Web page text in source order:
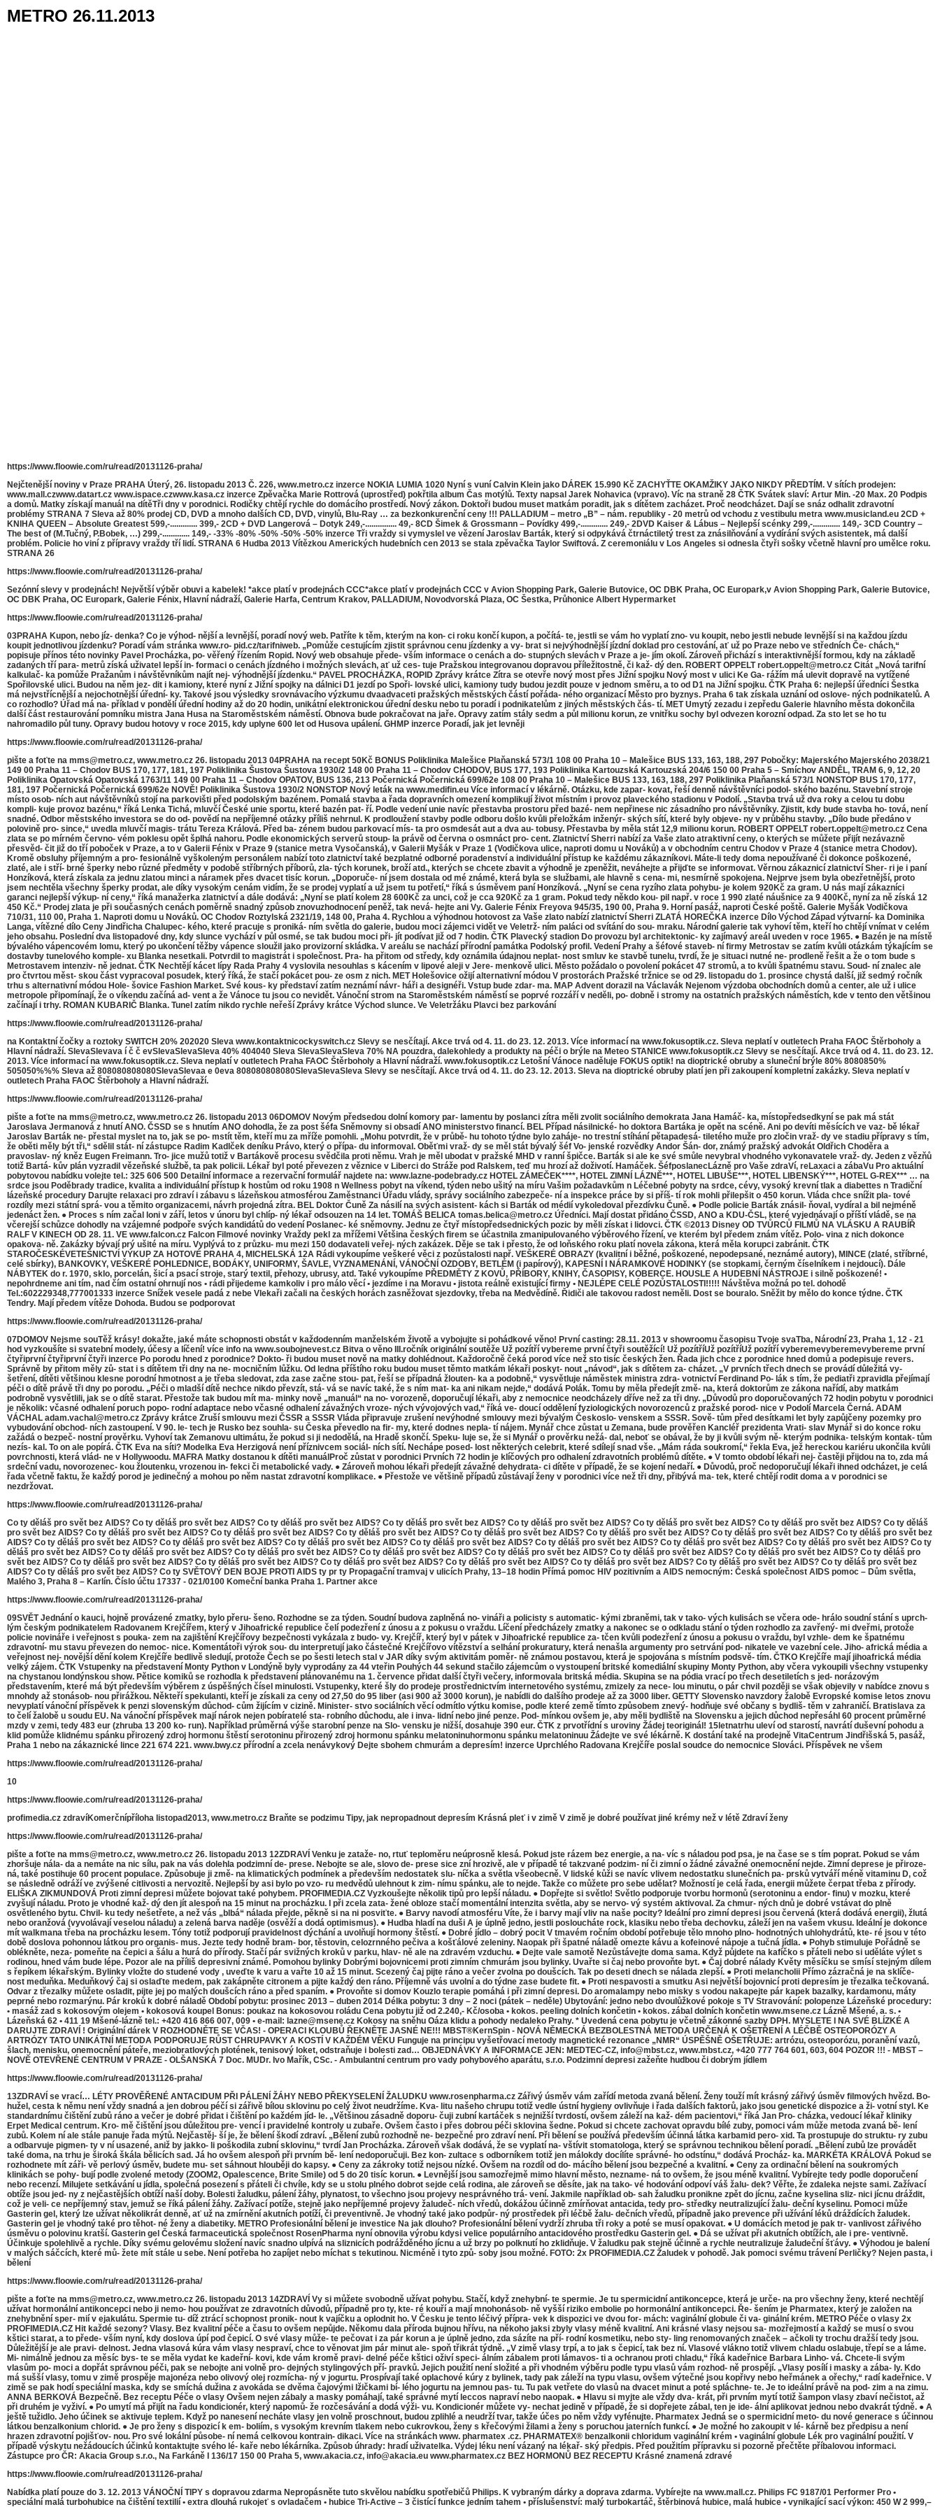
METRO 26.11.2013
https://www.floowie.com/ru/read/20131126-praha/
Nejčtenější noviny v Praze PRAHA Úterý, 26. listopadu 2013 Č. 226, www.metro.cz inzerce NOKIA LUMIA 1020 Nyní s vuní Calvin Klein jako DÁREK 15.990 Kč ZACHYŤTE OKAMŽIKY JAKO NIKDY PŘEDTÍM. V sítích prodejen:
www.mall.czwww.datart.cz www.ispace.czwww.kasa.cz inzerce Zpěvačka Marie Rottrová (uprostřed) pokřtila album Čas motýlů. Texty napsal Jarek Nohavica (vpravo). Víc na straně 28 ČTK Svátek slaví: Artur Min. -20 Max. 20 Podpis
a domů. Matky získají manuál na dítěTři dny v porodnici. Rodičky chtějí rychle do domácího prostředí. Nový zákon. Doktoři budou muset matkám poradit, jak s dítětem zacházet. Proč neodcházet. Dají se snáz odhalit zdravotní
problémy STRANA 7 Sleva až 80% prodej CD, DVD a mnoho dalších CD, DVD, vinylů, Blu-Ray … za bezkonkurenční ceny !!! PALLADIUM – metro „B” – nám. republiky - 20 metrů od vchodu z vestibulu metra www.musicland.eu 2CD +
KNIHA QUEEN – Absolute Greatest 599,-............. 399,- 2CD + DVD Langerová – Dotyk 249,-............... 49,- 8CD Šimek & Grossmann – Povídky 499,-............. 249,- 2DVD Kaiser & Lábus – Nejlepší scénky 299,-............. 149,- 3CD Country –
The best of (M.Tučný, P.Bobek, …) 299,-............. 149,- -33% -80% -50% -50% -50% inzerce Tři vraždy si vymyslel ve vězení Jaroslav Barták, který si odpykává čtrnáctiletý trest za znásilňování a vydírání svých asistentek, má další
problém. Policie ho viní z přípravy vraždy tří lidí. STRANA 6 Hudba 2013 Vítězkou Amerických hudebních cen 2013 se stala zpěvačka Taylor Swiftová. Z ceremoniálu v Los Angeles si odnesla čtyři sošky včetně hlavní pro umělce roku.
STRANA 26
https://www.floowie.com/ru/read/20131126-praha/
Sezónní slevy v prodejnách! Největší výběr obuvi a kabelek! *akce platí v prodejnách CCC*akce platí v prodejnách CCC v Avion Shopping Park, Galerie Butovice, OC DBK Praha, OC Europark,v Avion Shopping Park, Galerie Butovice,
OC DBK Praha, OC Europark, Galerie Fénix, Hlavní nádraží, Galerie Harfa, Centrum Krakov, PALLADIUM, Novodvorská Plaza, OC Šestka, Průhonice Albert Hypermarket
https://www.floowie.com/ru/read/20131126-praha/
03PRAHA Kupon, nebo jíz- denka? Co je výhod- nější a levnější, poradí nový web. Patříte k těm, kterým na kon- ci roku končí kupon, a počítá- te, jestli se vám ho vyplatí zno- vu koupit, nebo jestli nebude levnější si na každou jízdu
koupit jednotlivou jízdenku? Poradí vám stránka www.ro- pid.cz/tarifniweb. „Pomůže cestujícím zjistit správnou cenu jízdenky a vy- brat si nejvýhodnější jízdní doklad pro cestování, ať už po Praze nebo ve středních Če- chách,“
popisuje přínos této novinky Pavel Procházka, po- věřený řízením Ropid. Nový web obsahuje přede- vším informace o cenách a do- stupných slevách v Praze a je- jím okolí. Zároveň přichází s interaktivnější formou, kdy na základě
zadaných tří para- metrů získá uživatel lepší in- formaci o cenách jízdného i možných slevách, ať už ces- tuje Pražskou integrovanou dopravou příležitostně, či kaž- dý den. ROBERT OPPELT robert.oppelt@metro.cz Citát „Nová tarifní
kalkulač- ka pomůže Pražanům i návštěvníkům najít nej- výhodnější jízdenku.“ PAVEL PROCHÁZKA, ROPID Zprávy krátce Zítra se otevře nový most přes Jižní spojku Nový most v ulici Ke Ga- rážím má ulevit dopravě na vytížené
Spořilovské ulici. Budou na něm jez- dit i kamiony, které nyní z Jižní spojky na dálnici D1 jezdí po Spoři- lovské ulici, kamiony tudy budou jezdit pouze v jednom směru, a to od D1 na Jižní spojku. ČTK Praha 6: nejlepší úředníci Šestka
má nejvstřícnější a nejochotnější úřední- ky. Takové jsou výsledky srovnávacího výzkumu dvaadvaceti pražských městských částí pořáda- ného organizací Město pro byznys. Praha 6 tak získala uznání od oslove- ných podnikatelů. A
co rozhodlo? Úřad má na- příklad v pondělí úřední hodiny až do 20 hodin, unikátní elektronickou úřední desku nebo tu poradí i podnikatelům z jiných městských čás- tí. MET Umytý zezadu i zepředu Galerie hlavního města dokončila
další část restaurování pomníku mistra Jana Husa na Staroměstském náměstí. Obnova bude pokračovat na jaře. Opravy zatím stály sedm a půl milionu korun, ze vnitřku sochy byl odvezen korozní odpad. Za sto let se ho tu
nahromadilo půl tuny. Opravy budou hotovy v roce 2015, kdy uplyne 600 let od Husova upálení. GHMP inzerce Poradí, jak jet levněji
https://www.floowie.com/ru/read/20131126-praha/
pište a foťte na mms@metro.cz, www.metro.cz 26. listopadu 2013 04PRAHA na recept 50Kč BONUS Poliklinika Malešice Plaňanská 573/1 108 00 Praha 10 – Malešice BUS 133, 163, 188, 297 Pobočky: Majerského Majerského 2038/21
149 00 Praha 11 – Chodov BUS 170, 177, 181, 197 Poliklinika Šustova Šustova 1930/2 148 00 Praha 11 – Chodov CHODOV, BUS 177, 193 Poliklinika Kartouzská Kartouzská 204/6 150 00 Praha 5 – Smíchov ANDĚL, TRAM 6, 9, 12, 20
Poliklinika Opatovská Opatovská 1763/11 149 00 Praha 11 – Chodov OPATOV, BUS 136, 213 Počernická Počernická 699/62e 108 00 Praha 10 – Malešice BUS 133, 163, 188, 297 Poliklinika Plaňanská 573/1 NONSTOP BUS 170, 177,
181, 197 Počernická Počernická 699/62e NOVĚ! Poliklinika Šustova 1930/2 NONSTOP Nový leták na www.medifin.eu Více informací v lékárně. Otázku, kde zapar- kovat, řeší denně návštěvníci podol- ského bazénu. Stavební stroje
místo osob- ních aut návštěvníků stojí na parkovišti před podolským bazénem. Pomalá stavba a řada dopravních omezení komplikují život místním i provoz plaveckého stadionu v Podolí. „Stavba trvá už dva roky a celou tu dobu
kompli- kuje provoz bazénu,“ říká Lenka Tichá, mluvčí České unie sportu, které bazén pat- ří. Podle vedení unie navíc přestavba prostoru před bazé- nem nepřinese nic zásadního pro návštěvníky. Zjistit, kdy bude stavba ho- tová, není
snadné. Odbor městského investora se do od- povědí na nepříjemné otázky příliš nehrnul. K prodloužení stavby podle odboru došlo kvůli přeložkám inženýr- ských sítí, které byly objeve- ny v průběhu stavby. „Dílo bude předáno v
polovině pro- since,“ uvedla mluvčí magis- trátu Tereza Králová. Před ba- zénem budou parkovací mís- ta pro osmdesát aut a dva au- tobusy. Přestavba by měla stát 12,9 milionu korun. ROBERT OPPELT robert.oppelt@metro.cz Cena
zlata se po mírném červno- vém poklesu opět šplhá nahoru. Podle ekonomických serverů stoup- la právě od června o osmnáct pro- cent. Zlatnictví Sherri nabízí za Vaše zlato atraktivní ceny, o kterých se můžete přijít nezávazně
přesvěd- čit již do tří poboček v Praze, a to v Galerii Fénix v Praze 9 (stanice metra Vysočanská), v Galerii Myšák v Praze 1 (Vodičkova ulice, naproti domu u Nováků) a v obchodním centru Chodov v Praze 4 (stanice metra Chodov).
Kromě obsluhy příjemným a pro- fesionálně vyškoleným personálem nabízí toto zlatnictví také bezplatné odborné poradenství a individuální přístup ke každému zákazníkovi. Máte-li tedy doma nepoužívané či dokonce poškozené,
zlaté, ale i stří- brné šperky nebo různé předměty v podobě stříbrných příborů, zla- tých korunek, broží atd., kterých se chcete zbavit a výhodně je zpeněžit, neváhejte a přijďte se informovat. Věrnou zákaznicí zlatnictví Sher- ri je i paní
Honzíková, která získala za jednu zlatou minci a náramek přes dvacet tisíc korun. „Doporuče- ní jsem dostala od mé známé, která byla se službami, ale hlavně s cena- mi, nesmírně spokojena. Nejprve jsem byla obezřetnější, proto
jsem nechtěla všechny šperky prodat, ale díky vysokým cenám vidím, že se prodej vyplatí a už jsem tu potřetí,“ říká s úsměvem paní Honzíková. „Nyní se cena ryzího zlata pohybu- je kolem 920Kč za gram. U nás mají zákazníci
garanci nejlepší výkup- ní ceny,“ říká manažerka zlatnictví a dále dodává: „Nyní se platí kolem 28 600Kč za unci, což je cca 920Kč za 1 gram. Pokud tedy někdo kou- pil např. v roce 1 990 zlaté náušnice za 9 400Kč, nyní za ně získá 12
450 Kč.“ Prodej zlata je při současných cenách poměrně snadný způsob znovuzhodnocení peněž, tak nevá- hejte ani Vy. Galerie Fénix Freyova 945/35, 190 00, Praha 9. Horní pasáž, naproti České poště. Galerie Myšák Vodičkova
710/31, 110 00, Praha 1. Naproti domu u Nováků. OC Chodov Roztylská 2321/19, 148 00, Praha 4. Rychlou a výhodnou hotovost za Vaše zlato nabízí zlatnictví Sherri ZLATÁ HOREČKA inzerce Dílo Východ Západ výtvarní- ka Dominika
Langa, vítězné dílo Ceny Jindřicha Chalupec- kého, které pracuje s proniká- ním světla do galerie, budou moci zájemci vidět ve Veletrž- ním paláci od svítání do sou- mraku. Národní galerie tak vyhoví těm, kteří ho chtějí vnímat v celém
jeho obsahu. Poslední dva listopadové dny, kdy slunce vychází v půl osmé, se tak budou moci při- jít podívat již od 7 hodin. ČTK Plavecký stadion Do provozu byl architektonic- ky zajímavý areál uveden v roce 1965. ● Bazén je na místě
bývalého vápencovém lomu, který po ukončení těžby vápence sloužil jako provizorní skládka. V areálu se nachází přírodní památka Podolský profil. Vedení Prahy a šéfové staveb- ní firmy Metrostav se zatím kvůli otázkám týkajícím se
dostavby tunelového komple- xu Blanka nesetkali. Potvrdil to magistrát i společnost. Pra- ha přitom od středy, kdy oznámila údajnou neplat- nost smluv ke stavbě tunelu, tvrdí, že je situaci nutné ne- prodleně řešit a že o tom bude s
Metrostavem intenziv- ně jednat. ČTK Nechtějí kácet lípy Rada Prahy 4 vyslovila nesouhlas s kácením v lipové aleji v Jere- menkově ulici. Město požádalo o povolení pokácet 47 stromů, a to kvůli špatnému stavu. Soud- ní znalec ale
pro čtvrtou měst- skou část vypracoval posudek, který říká, že stačí pokácet pou- ze osm z nich. MET Holešovice ožijí alternativní módou V prostorách Pražské tržnice se od 29. listopadu do 1. prosince chystá další, již sedmý ročník
trhu s alternativní módou Hole- šovice Fashion Market. Své kous- ky představí zatím neznámí návr- háři a designéři. Vstup bude zdar- ma. MAP Advent dorazil na Václavák Nejenom výzdoba obchodních domů a center, ale už i ulice
metropole připomínají, že o víkendu začíná ad- vent a že Vánoce tu jsou co nevidět. Vánoční strom na Staroměstském náměstí se poprvé rozzáří v neděli, po- dobně i stromy na ostatních pražských náměstích, kde v tento den většinou
začínají i trhy. ROMAN KUBARIČ Blanka. Tunel zatím nikdo rychle neřeší Zprávy krátce Východ slunce. Ve Veletržáku Plavci bez parkování
https://www.floowie.com/ru/read/20131126-praha/
na Kontaktní čočky a roztoky SWITCH 20% 202020 Sleva www.kontaktnicockyswitch.cz Slevy se nesčítají. Akce trvá od 4. 11. do 23. 12. 2013. Více informací na www.fokusoptik.cz. Sleva neplatí v outletech Praha FAOC Štěrboholy a
Hlavní nádraží. SlevaSlevava í č č evSlevaSlevaSleva 40% 404040 Sleva SlevaSlevaSleva 70% NA pouzdra, dalekohledy a produkty na péči o brýle na Meteo STANICE www.fokusoptik.cz Slevy se nesčítají. Akce trvá od 4. 11. do 23. 12.
2013. Více informací na www.fokusoptik.cz. Sleva neplatí v outletech Praha FAOC Štěrboholy a Hlavní nádraží. www.fokusoptik.cz Letošní Vánoce naděluje FOKUS optik! na dioptrické obruby a sluneční brýle 80% 8080850%
505050%%% Sleva až 808080808080SlevaSlevaa e 0eva 808080808080SlevaSlevaSleva Slevy se nesčítají. Akce trvá od 4. 11. do 23. 12. 2013. Sleva na dioptrické obruby platí jen při zakoupení kompletní zakázky. Sleva neplatí v
outletech Praha FAOC Štěrboholy a Hlavní nádraží.
https://www.floowie.com/ru/read/20131126-praha/
pište a foťte na mms@metro.cz, www.metro.cz 26. listopadu 2013 06DOMOV Novým předsedou dolní komory par- lamentu by poslanci zítra měli zvolit sociálního demokrata Jana Hamáč- ka, místopředsedkyní se pak má stát
Jaroslava Jermanová z hnutí ANO. ČSSD se s hnutím ANO dohodla, že za post šéfa Sněmovny si obsadí ANO ministerstvo financí. BEL Případ násilnické- ho doktora Bartáka je opět na scéně. Ani po devíti měsících ve vaz- bě lékař
Jaroslav Barták ne- přestal myslet na to, jak se po- mstít těm, kteří mu za mříže pomohli. „Mohu potvrdit, že v průbě- hu tohoto týdne bylo zaháje- no trestní stíhání pětapadesá- tiletého muže pro zločin vraž- dy ve stadiu přípravy s tím,
že oběti měly být tři,“ sdělil stát- ní zástupce Radim Kadlček deníku Právo, který o přípa- du informoval. Oběťmi vraž- dy se měl stát bývalý šéf Vo- jenské rozvědky Andor Šán- dor, známý pražský advokát Oldřich Choděra a
pravoslav- ný kněz Eugen Freimann. Tro- jice mužů totiž v Bartákově procesu svědčila proti němu. Vrah je měl ubodat v pražské MHD v ranní špičce. Barták si ale ke své smůle nevybral vhodného vykonavatele vraž- dy. Jeden z vězňů
totiž Bartá- kův plán vyzradil vězeňské službě, ta pak policii. Lékař byl poté převezen z věznice v Liberci do Stráže pod Ralskem, teď mu hrozí až doživotí. Hamáček. ŠéfposlanecLázně pro Vaše zdraVí, reLaxaci a zábaVu Pro aktuální
pobytovou nabídku volejte tel.: 325 606 500 Detailní informace a rezervační formulář najdete na: www.lazne-podebrady.cz HOTEL ZÁMEČEK****, HOTEL ZIMNÍ LÁZNĚ***, HOTEL LIBUŠE***, HOTEL LIBENSKÝ***, HOTEL G-REX*** … na
srdce jsou Poděbrady tradice, kvalita a individuální přístup k hostům od roku 1908 n Wellness pobyt na víkend, týden nebo ušitý na míru Vašim požadavkům n Léčebné pobyty na srdce, cévy, vysoký krevní tlak a diabettes n Tradiční
lázeňské procedury Darujte relaxaci pro zdraví i zábavu s lázeňskou atmosférou Zaměstnanci Úřadu vlády, správy sociálního zabezpeče- ní a inspekce práce by si příš- tí rok mohli přilepšit o 450 korun. Vláda chce snížit pla- tové
rozdíly mezi státní sprá- vou a těmito organizacemi, návrh projedná zítra. BEL Doktor Čuně Za násilí na svých asistent- kách si Barták od médií vykoledoval přezdívku Čuně. ● Podle policie Barták znásil- ňoval, vydíral a bil nejméně
jedenáct žen. ● Proces s ním začal loni v září, letos v únoru byl chlíp- ný lékař odsouzen na 14 let. TOMÁŠ BELICA tomas.belica@metro.cz Úředníci. Mají dostat přidáno ČSSD, ANO a KDU-ČSL, které vyjednávají o příští vládě, se na
včerejší schůzce dohodly na vzájemné podpoře svých kandidátů do vedení Poslanec- ké sněmovny. Jednu ze čtyř místopředsednických pozic by měli získat i lidovci. ČTK ©2013 Disney OD TVŮRCŮ FILMŮ NA VLÁSKU A RAUBÍŘ
RALF V KINECH OD 28. 11. VE www.falcon.cz Falcon Filmové novinky Vraždy pekl za mřížemi Většina českých firem se účastnila zmanipulovaného výběrového řízení, ve kterém byl předem znám vítěz. Polo- vina z nich dokonce
opakova- ně. Zakázky bývají prý ušité na míru. Vyplývá to z průzku- mu mezi 150 dodavateli veřej- ných zakázek. Děje se tak i přesto, že od loňského roku platí novela zákona, která měla korupci zabránit. ČTK
STAROČESKÉVETEŠNICTVÍ VÝKUP ZA HOTOVÉ PRAHA 4, MICHELSKÁ 12A Rádi vykoupíme veškeré věci z pozůstalosti např. VEŠKERÉ OBRAZY (kvalitní i běžné, poškozené, nepodepsané, neznámé autory), MINCE (zlaté, stříbrné,
celé sbírky), BANKOVKY, VEŠKERÉ POHLEDNICE, BODÁKY, UNIFORMY, ŠAVLE, VYZNAMENÁNÍ, VÁNOČNÍ OZDOBY, BETLÉM (i papírový), KAPESNÍ I NÁRAMKOVÉ HODINKY (se stopkami, černým číselníkem i nejdoucí). Dále
NÁBYTEK do r. 1970, sklo, porcelán, šicí a psací stroje, starý textil, přehozy, ubrusy, atd. Také vykoupíme PŘEDMĚTY Z KOVŮ, PŘÍBORY, KNIHY, ČASOPISY, KOBERCE. HOUSLE A HUDEBNÍ NÁSTROJE i silně poškozené! •
nepohrdneme ani tím, nad čím ostatní ohrnují nos • rádi přijedeme kamkoliv i pro málo věcí • jezdíme i na Moravu • jistota reálně existující firmy • NEJLÉPE CELÉ POZŮSTALOSTI!!!!! Návštěva možná po tel. dohodě
Tel.:602229348,777001333 inzerce Snížek vesele padá z nebe Vlekaři začali na českých horách zasněžovat sjezdovky, třeba na Medvědíně. Řidiči ale takovou radost neměli. Dost se bouralo. Sněžit by mělo do konce týdne. ČTK
Tendry. Mají předem vítěze Dohoda. Budou se podporovat
https://www.floowie.com/ru/read/20131126-praha/
07DOMOV Nejsme souTěž krásy! dokažte, jaké máte schopnosti obstát v každodenním manželském životě a vybojujte si pohádkové věno! První casting: 28.11. 2013 v showroomu časopisu Tvoje svaTba, Národní 23, Praha 1, 12 - 21
hod vyzkoušíte si svatební modely, účesy a líčení! více info na www.soubojnevest.cz Bitva o věno III.ročník originální soutěže Už pozítří vybereme první čtyři soutěžící! Už pozítříUž pozítříUž pozítří vyberemevyberemevybereme první
čtyřiprvní čtyřiprvní čtyři inzerce Po porodu hned z porodnice? Dokto- ři budou muset nově na matky dohlédnout. Každoročně čeká porod více než sto tisíc českých žen. Řada jich chce z porodnice hned domů a podepisuje revers.
Správně by přitom měly zů- stat i s dítětem tři dny na ne- mocničním lůžku. Od ledna příštího roku budou muset těmto matkám lékaři poskyt- nout „návod“, jak s dítětem za- cházet. „V prvních třech dnech se provádí důležitá vy-
šetření, dítěti většinou klesne porodní hmotnost a je třeba sledovat, zda zase začne stou- pat, řeší se případná žlouten- ka a podobně,“ vysvětluje náměstek ministra zdra- votnictví Ferdinand Po- lák s tím, že pediatři zpravidla přejímají
péči o dítě právě tři dny po porodu. „Péči o mladší dítě nechce nikdo převzít, stá- vá se navíc také, že s ním mat- ka ani nikam nejde,“ dodává Polák. Tomu by měla předejít změ- na, která doktorům ze zákona nařídí, aby matkám
podrobně vysvětlili, jak se o dítě starat. Přestože tak budou mít ma- minky nově „manuál“ na no- vorozeně, doporučují lékaři, aby z nemocnice neodcházely dříve než za tři dny. „Důvodů pro doporučovaných 72 hodin pobytu v porodnici
je několik: včasné odhalení poruch popo- rodní adaptace nebo včasné odhalení závažných vroze- ných vývojových vad,“ říká ve- doucí oddělení fyziologických novorozenců z pražské porod- nice v Podolí Marcela Černá. ADAM
VÁCHAL adam.vachal@metro.cz Zprávy krátce Zruší smlouvu mezi ČSSR a SSSR Vláda připravuje zrušení nevýhodné smlouvy mezi bývalým Českoslo- venskem a SSSR. Sově- tům před desítkami let byly zapůjčeny pozemky pro
vybudování obchod- ních zastoupení. V 90. le- tech je Rusko bez souhla- su Česka převedlo na fir- my, které dodnes nepla- tí nájem. Mynář chce zůstat u Zemana, bude prověřen Kancléř prezidenta Vrati- slav Mynář si do konce roku
zažádá o bezpeč- nostní prověrku. Vyhoví tak Zemanovu ultimátu, že pokud si ji nedodělá, na Hradě skončí. Speku- luje se, že si Mynář o prověrku nežá- dal, neboť se obával, že by ji kvůli svým ně- kterým podnika- telským kontak- tům
nezís- kal. To on ale popírá. ČTK Eva na síti? Modelka Eva Herzigová není příznivcem sociál- ních sítí. Nechápe posed- lost některých celebrit, které sdílejí snad vše. „Mám ráda soukromí,“ řekla Eva, jež hereckou kariéru ukončila kvůli
povrchnosti, která vlád- ne v Hollywoodu. MAFRA Matky dostanou k dítěti manuálProč zůstat v porodnici Prvních 72 hodin je klíčových pro odhalení zdravotních problémů dítěte. ● V tomto období lékaři nej- častěji přijdou na to, zda má
srdeční vadu, novorozenec- kou žloutenku, vrozenou in- fekci či metabolické vady. ● Zároveň mohou lékaři předejít závažné dehydrata- ci dítěte v případě, že se kojení nedaří. ● Důvodů, proč nedoporučují lékaři ihned odcházet, je celá
řada včetně faktu, že každý porod je jedinečný a mohou po něm nastat zdravotní komplikace. ● Přestože ve většině případů zůstávají ženy v porodnici více než tři dny, přibývá ma- tek, které chtějí rodit doma a v porodnici se
nezdržovat.
https://www.floowie.com/ru/read/20131126-praha/
Co ty děláš pro svět bez AIDS? Co ty děláš pro svět bez AIDS? Co ty děláš pro svět bez AIDS? Co ty děláš pro svět bez AIDS? Co ty děláš pro svět bez AIDS? Co ty děláš pro svět bez AIDS? Co ty děláš pro svět bez AIDS? Co ty děláš
pro svět bez AIDS? Co ty děláš pro svět bez AIDS? Co ty děláš pro svět bez AIDS? Co ty děláš pro svět bez AIDS? Co ty děláš pro svět bez AIDS? Co ty děláš pro svět bez AIDS? Co ty děláš pro svět bez AIDS? Co ty děláš pro svět bez
AIDS? Co ty děláš pro svět bez AIDS? Co ty děláš pro svět bez AIDS? Co ty děláš pro svět bez AIDS? Co ty děláš pro svět bez AIDS? Co ty děláš pro svět bez AIDS? Co ty děláš pro svět bez AIDS? Co ty děláš pro svět bez AIDS? Co ty
děláš pro svět bez AIDS? Co ty děláš pro svět bez AIDS? Co ty děláš pro svět bez AIDS? Co ty děláš pro svět bez AIDS? Co ty děláš pro svět bez AIDS? Co ty děláš pro svět bez AIDS? Co ty děláš pro svět bez AIDS? Co ty děláš pro
svět bez AIDS? Co ty děláš pro svět bez AIDS? Co ty děláš pro svět bez AIDS? Co ty děláš pro svět bez AIDS? Co ty děláš pro svět bez AIDS? Co ty děláš pro svět bez AIDS? Co ty děláš pro svět bez AIDS? Co ty děláš pro svět bez
AIDS? Co ty děláš pro svět bez AIDS? Co ty SVĚTOVÝ DEN BOJE PROTI AIDS ty pr ty Propagační tramvaj v ulicích Prahy, 13–18 hodin Přímá pomoc HIV pozitivním a AIDS nemocným: Česká společnost AIDS pomoc – Dům světla,
Malého 3, Praha 8 – Karlín. Číslo účtu 17337 - 021/0100 Komeční banka Praha 1. Partner akce
https://www.floowie.com/ru/read/20131126-praha/
09SVĚT Jednání o kauci, hojně provázené zmatky, bylo přeru- šeno. Rozhodne se za týden. Soudní budova zaplněná no- vináři a policisty s automatic- kými zbraněmi, tak v tako- vých kulisách se včera ode- hrálo soudní stání s uprch-
lým českým podnikatelem Radovanem Krejčířem, který v Jihoafrické republice čelí podezření z únosu a z pokusu o vraždu. Líčení předcházely zmatky a nakonec se o odkladu stání o týden rozhodlo za zavřený- mi dveřmi, protože
policie novináře i veřejnost s pouka- zem na zajištění Krejčířovy bezpečnosti vykázala z budo- vy. Krejčíř, který byl v pátek v Jihoafrické republice za- tčen kvůli podezření z únosu a pokusu o vraždu, byl vzhle- dem ke špatnému
zdravotní- mu stavu převezen do nemoc- nice. Komentátoři výrok sou- du interpretují jako částečné Krejčířovo vítězství a selhání prokuratury, která nenašla argumenty pro setrvání pod- nikatele ve vazební cele. Jiho- africká média a
veřejnost nej- novější dění kolem Krejčíře bedlivě sledují, protože Čech se po šesti letech stal v JAR díky svým aktivitám poměr- ně známou postavou, která je spojována s místním podsvě- tím. ČTKO Krejčíře mají jihoafrická média
velký zájem. ČTK Vstupenky na představení Monty Python v Londýně byly vyprodány za 44 vteřin Pouhých 44 sekund stačilo zájemcům o vystoupení britské komediální skupiny Monty Python, aby včera vykoupili všechny vstupenky
na chystanou londýnskou show. Pětice komiků se rozhodla k představení plánovanému na 1. července přidat další čtyři večery, informovala britská média. Skupina se na pódia vrací po třech desetiletích s jed- norázovým
představením, které má být především výběrem z úspěšných čísel minulosti. Vstupenky, které šly do prodeje prostřednictvím internetového systému, zmizely za nece- lou minutu, o pár chvil později se však objevily v nabídce znovu s
mnohdy až stonásob- nou přirážkou. Někteří spekulanti, kteří je získali za ceny od 27,50 do 95 liber (asi 900 až 3000 korun), je nabídli do dalšího prodeje až za 3000 liber. GETTY Slovensko navzdory žalobě Evropské komise letos znovu
nevyplatí vánoční příspěvek k penzi slovenským důchod- cům žijícím v cizině. Minister- stvo sociálních věcí odmítlo výtku komise, podle které země tímto způsobem znevý- hodňuje své občany s bydliš- těm v zahraničí. Bratislava za
to čelí žalobě u soudu EU. Na vánoční příspěvek mají nárok nejen pobíratelé sta- robního důchodu, ale i inva- lidní nebo jiné penze. Pod- mínkou ovšem je, aby měli bydliště na Slovensku a jejich důchod nepřesáhl 60 procent průměrné
mzdy v zemi, tedy 483 eur (zhruba 13 200 ko- run). Například průměrná výše starobní penze na Slo- vensku je nižší, dosahuje 390 eur. ČTK z prvotřídní s uroviny Žádej teoriginál! 15letnatrhu uleví od starostí, navrátí duševní pohodu a
klid pomůže klidnému spánku přirozený zdroj hormonu štěstí serotoninu přirozený zdroj hormonu spánku melatoninuhormonu spánku melatoninuu Žádejte ve své lékárně. K dostání také na prodejně VitaCentrum Jindřišská 5, pasáž,
Praha 1 nebo na zákaznické lince 221 674 221. www.bwy.cz přírodní a zcela nenávykový Dejte sbohem chmurám a depresím! inzerce Uprchlého Radovana Krejčíře poslal soudce do nemocnice Slováci. Příspěvek ne všem
https://www.floowie.com/ru/read/20131126-praha/
10
https://www.floowie.com/ru/read/20131126-praha/
profimedia.cz zdravíKomerčnípříloha listopad2013, www.metro.cz Braňte se podzimu Tipy, jak nepropadnout depresím Krásná pleť i v zimě V zimě je dobré používat jiné krémy než v létě Zdraví ženy
https://www.floowie.com/ru/read/20131126-praha/
pište a foťte na mms@metro.cz, www.metro.cz 26. listopadu 2013 12ZDRAVÍ Venku je zataže- no, rtuť teploměru neúprosně klesá. Pokud jste rázem bez energie, a na- víc s náladou pod psa, je na čase se s tím poprat. Pokud se vám
zhoršuje nála- da a nemáte na nic sílu, pak na vás dolehla podzimní de- prese. Nebojte se ale, slovo de- prese sice zní hrozivě, ale v případě té takzvané podzim- ní či zimní o žádné závažné onemocnění nejde. Zimní deprese je přiroze-
ná, také postihuje 60 procent populace. Způsobuje ji změ- na klimatických podmínek a především nedostatek slu- níčka a světla všeobecně. V lidské kůži se navíc vlivem nedostatku slunečních pa- prsků vytváří méně vitaminu D, což
se následně odráží ve zvýšené citlivosti a nervozitě. Nejlepší by asi bylo po vzo- ru medvědů ulehnout k zim- nímu spánku, ale to nejde. Takže co můžete pro sebe udělat? Možností je celá řada, energii můžete čerpat třeba z přírody.
ELIŠKA ZIKMUNDOVÁ Proti zimní depresi můžete bojovat také pohybem. PROFIMEDIA.CZ Vyzkoušejte několik tipů pro lepší náladu. ● Dopřejte si světlo! Světlo podporuje tvorbu hormonů (serotoninu a endor- finu) v mozku, které
zvyšují náladu. Proto je vhodné kaž- dý den jít alespoň na 15 minut na procházku. I při zcela zata- žené obloze stačí momentální intenzita světla, aby se nervo- vý systém aktivoval. Za chmur- ných dnů je dobré vstávat do plně
osvětleného bytu. Chvil- ku tedy nešetřete, a než vás „blbá“ nálada přejde, pěkně si na ni posviťte. ● Barvy navodí atmosféru Víte, že i barvy mají vliv na naše pocity? Ideální pro zimní depresi jsou červená (která dodává energii), žlutá
nebo oranžová (vyvolávají veselou náladu) a zelená barva naděje (osvěží a dodá optimismus). ● Hudba hladí na duši A je úplně jedno, jestli posloucháte rock, klasiku nebo třeba dechovku, záleží jen na vašem vkusu. Ideální je dokonce
mít walkmana třeba na procházku lesem. Tóny totiž podporují pravidelnost dýchání a uvolňují hormony štěstí. ● Dobré jídlo – dobrý pocit V tmavém ročním období potřebuje tělo mnoho plno- hodnotných uhlohydrátů, kte- ré jsou v této
době doslova pohonnou látkou pro organis- mus. Jezte tedy hodně bram- bor, těstovin, celozrnného pečiva a košťálové zeleniny. Naopak při špatné náladě omezte kávu a kofeinové nápoje a tučná jídla. ● Pohyb stimuluje Pořádně se
oblékněte, neza- pomeňte na čepici a šálu a hurá do přírody. Stačí pár svižných kroků v parku, hlav- ně ale na zdravém vzduchu. ● Dejte vale samotě Nezůstávejte doma sama. Když půjdete na kafíčko s přáteli nebo si uděláte výlet s
rodinou, hned vám bude lépe. Pozor ale na příliš depresivní známé. Pomohou bylinky Dobrými bojovnicemi proti zimním chmurám jsou bylinky. Uvařte si čaj nebo provoňte byt. ● Čaj dobré nálady Květy měsíčku se smísí stejným dílem
s řepíkem lékařským. Bylinky vložte do studené vody , uveďte k varu a vařte 10 až 15 minut. Scezený čaj pijte ráno a večer zvolna po doušcích. Tak po deseti dnech se nálada zlepší. ● Proti melancholii Přímo zázračná je na sklíče-
nost meduňka. Meduňkový čaj si oslaďte medem, pak zakápněte citronem a pijte každý den ráno. Příjemně vás uvolní a do týdne zase budete fit. ● Proti nespavosti a smutku Asi největší bojovnicí proti depresím je třezalka tečkovaná.
Odvar z třezalky můžete osladit, pijte jej po malých doušcích ráno a před spaním. ● Provoňte si domov Kouzlo terapie pomáhá i při zimní depresi. Do aromalampy nebo misky s vodou nakapejte pár kapek bazalky, kardamonu, máty
peprné nebo rozmarýnu. Pár kroků k dobré náladě Období pobytu: prosinec 2013 – duben 2014 Délka pobytu: 3 dny – 2 noci (pátek – neděle) Ubytování: jedno nebo dvoulůžkové pokoje s TV Stravování: polopenze Lázeňské procedury:
• masáž zad s kokosovým olejem • kokosová koupel Bonus: poukaz na kokosovou roládu Cena pobytu již od 2.240,- Kč/osoba • kokos. peeling dolních končetin • kokos. zábal dolních končetin www.msene.cz Lázně Mšené, a. s. •
Lázeňská 62 • 411 19 Mšené-lázně tel.: +420 416 866 007, 009 • e-mail: lazne@msene.cz Kokosy na sněhu Oáza klidu a pohody nedaleko Prahy. * Uvedená cena pobytu je včetně zákonné sazby DPH. MYSLETE I NA SVÉ BLÍZKÉ A
DARUJTE ZDRAVÍ ! Originální dárek V ROZHODNĚTE SE VČAS! - OPERACI KLOUBŮ ŘEKNĚTE JASNÉ NE!!! MBST®KernSpin - NOVÁ NĚMECKÁ BEZBOLESTNÁ METODA URČENÁ K OŠETŘENÍ A LÉČBĚ OSTEOPORÓZY A
ARTRÓZY TATO UNIKÁTNÍ METODA PODPORUJE RŮST CHRUPAVKY A KOSTÍ V KAŽDÉM VĚKU Funguje na principu vyšetřovací metody magnetické rezonance „NMR“ ÚSPĚŠNĚ OŠETŘUJE: artrózu, osteoporózu, poranění vazů,
šlach, menisku, onemocnění páteře, meziobratlových plotének, tenisový loket, odstraňuje i bolesti zad… OBJEDNÁVKY A INFORMACE JEN: MEDTEC-CZ, info@mbst.cz, www.mbst.cz, +420 777 764 601, 603, 604 POZOR !!! - MBST –
NOVĚ OTEVŘENÉ CENTRUM V PRAZE - OLŠANSKÁ 7 Doc. MUDr. Ivo Mařík, CSc. - Ambulantní centrum pro vady pohybového aparátu, s.r.o. Podzimní depresi zažeňte hudbou či dobrým jídlem
https://www.floowie.com/ru/read/20131126-praha/
13ZDRAVÍ se vrací… LÉTY PROVĚŘENÉ ANTACIDUM PŘI PÁLENÍ ŽÁHY NEBO PŘEKYSELENÍ ŽALUDKU www.rosenpharma.cz Zářivý úsměv vám zařídí metoda zvaná bělení. Ženy touží mít krásný zářivý úsměv filmových hvězd. Bo-
hužel, cesta k němu není vždy snadná a jen dobrou péčí si zářivě bílou sklovinu po celý život neudržíme. Kva- litu našeho chrupu totiž vedle ústní hygieny ovlivňuje i řada dalších faktorů, jako jsou genetické dispozice a ži- votní styl. Ke
standardnímu čištění zubů ráno a večer je dobré přidat i čištění po každém jíd- le. „Většinou zásadně doporu- čuji zubní kartáček s nejnižší tvrdostí, ovšem záleží na kaž- dém pacientovi,“ říká Jan Pro- cházka, vedoucí lékař kliniky
Erpet Medical centrum. Kro- mě čištění jsou důležitou pre- vencí i pravidelné kontroly u zubaře. Ovšem často i přes dobrou péči sklovina šedne. Pokud si chcete zachovat opravdu bílé zuby, pomoci vám může metoda zvaná bě- lení
zubů. Kolem ní ale stále panuje řada mýtů. Nejčastěj- ší je, že bělení škodí zdraví. „Bělení zubů rozhodně ne- bezpečné pro zdraví není. Při bělení se používá především účinná látka karbamid pero- xid. Ta prostupuje do struktu- ry zubu
a odbarvuje pigmen- ty v ní usazené, aniž by jakko- li poškodila zubní sklovinu,“ tvrdí Jan Procházka. Zároveň však dodává, že se vyplatí na- vštívit stomatologa, který se správnou technikou bělení poradí. „Bělení zubů lze provádět
také doma, na trhu je široká škála bělicích sad. Já ho ovšem alespoň při prvním bě- lení nedoporučuji. Bez kon- zultace s odborníkem totiž jen málokdy docílíte správné- ho odstínu,“ dodává Procház- ka. MARKÉTA KRÁLOVÁ Pokud se
rozhodnete mít záři- vě perlový úsměv, budete mu- set sáhnout hlouběji do kapsy. ● Ceny za zákroky totiž nejsou nízké. Ovšem na rozdíl od do- mácího bělení jsou bezpečné a kvalitní. ● Ceny za ordinační bělení na soukromých
klinikách se pohy- bují podle zvolené metody (ZOOM2, Opalescence, Brite Smile) od 5 do 20 tisíc korun. ● Levnější jsou samozřejmě mimo hlavní město, nezname- ná to ovšem, že jsou méně kvalitní. Vybírejte tedy podle doporučení
nebo recenzí. Milujete setkávání u jídla, společná posezení s přáteli či chvíle, kdy se u stolu plného dobrot sejde celá rodina, ale zároveň se děsíte, jak na tako- vé hodování odpoví váš žalu- dek? Věřte, že zdaleka nejste sami. Zažívací
obtíže jsou jed- ny z nejčastějších obtíží naší doby. Bolesti žaludku, pálení žáhy, plynatost, to všechno jsou projevy nesprávného trá- vení. Jakmile například ob- sah žaludku pronikne zpět do jícnu, začne kyselina sliz- nici jícnu dráždit,
což je veli- ce nepříjemný stav, jemuž se říká pálení žáhy. Zažívací potíže, stejně jako nepříjemné projevy žaludeč- ních vředů, dokážou účinně zmírňovat antacida, tedy pro- středky neutralizující žalu- deční kyselinu. Pomoci může
Gasterin gel, který lze užívat několikrát denně, ať už na zmírnění akutních potíží, či preventivně. Je vhodný také jako podpůr- ný prostředek při léčbě žalu- dečních vředů, případně jako prevence při užívání léků dráždících žaludek.
Gasterin gel je vhodný také pro těhot- né ženy a diabetiky. METRO Profesionální bělení je investice Na jak dlouho? Profesionální bělení vydrží zhruba tři roky a poté se musí opakovat. ● U domácích metod je pak tr- vanlivost zářivého
úsměvu o polovinu kratší. Gasterin gel Česká farmaceutická společnost RosenPharma nyní obnovila výrobu kdysi velice populárního antacidového prostředku Gasterin gel. ● Dá se užívat při akutních obtížích, ale i pre- ventivně.
Účinkuje spolehlivě a rychle. Díky svému gelovému složení navíc snadno ulpívá na sliznicích podrážděného jícnu a už brzy po polknutí ho zklidňuje. V žaludku pak stejně účinně a rychle neutralizuje žaludeční šťávy. ● Výhodou je balení
v malých sáčcích, které mů- žete mít stále u sebe. Není potřeba ho zapíjet nebo míchat s tekutinou. Nicméně i tyto způ- soby jsou možné. FOTO: 2x PROFIMEDIA.CZ Žaludek v pohodě. Jak pomoci svému trávení Perličky? Nejen pasta, i
bělení
https://www.floowie.com/ru/read/20131126-praha/
pište a foťte na mms@metro.cz, www.metro.cz 26. listopadu 2013 14ZDRAVÍ Vy si můžete svobodně užívat pohybu. Stačí, když znehybní- te spermie. Je tu spermicidní antikoncepce, která je urče- na pro všechny ženy, které nechtějí
užívat hormonální antikoncepci nebo ji nemo- hou používat ze zdravotních důvodů, případně pro ty, kte- ré kouří a mají mnohonásob- ně vyšší riziko embolie po hormonální antikoncepci. Ře- šením je Pharmatex, který je založen na
znehybnění sper- mií v ejakulátu. Spermie tu- díž ztrácí schopnost pronik- nout k vajíčku a oplodnit ho. V Česku je tento léčivý přípra- vek k dispozici ve dvou for- mách: vaginální globule či va- ginální krém. METRO Péče o vlasy 2x
PROFIMEDIA.CZ Hit každé sezony? Vlasy. Bez kvalitní péče a času to ovšem nepůjde. Někomu dala příroda bujnou hřívu, na někoho jaksi zbyly vlasy méně kvalitní. Ani krásné vlasy nejsou sa- mozřejmostí a každý se musí o svou
kštici starat, a to přede- vším nyní, kdy doslova úpí pod čepicí. O své vlasy může- te pečovat i za pár korun a je úplně jedno, zda sázíte na pří- rodní kosmetiku, nebo sty- ling renomovaných značek – ačkoli ty trochu dražší tedy jsou.
Důležitější je ale pravi- delnost. Jedna vlasová kúra vám vlasy nespraví, chce to věnovat jim pár minut ale- spoň třikrát týdně. „V zimě vlasy trpí, a to jak s čepicí, tak bez ní. Vlasové vlákno totiž vlivem chladu oslabuje, třepí se a láme.
Mi- nimálně jednou za měsíc bys- te se měla vydat ke kadeřní- kovi, kde vám kromě pravi- delné péče kštici oživí speci- álním zábalem proti lámavos- ti a ochranou proti chladu,“ říká kadeřnice Barbara Linho- vá. Chcete-li svým
vlasům po- moci a dopřát správnou péči, pak se nebojte ani volně pro- dejných stylingových pří- pravků. Jejich použití není složité a při vhodném výběru podle typu vlasů vám rozhod- ně prospějí. „Vlasy posílí i masky a zába- ly. Kdo
má sušší vlasy, tomu v zimě prospěje majonéza nebo olivový olej rozmícha- ný v jogurtu. Prospívají také oplachové kúry z bylinek, tady pak záleží na typu vlasu, ovšem výtečné jsou kopřivy nebo heřmánek a ořechy,“ radí kadeřnice. V
zimě se pak hodí speciální maska, kdy se smíchá dužina z avokáda se dvěma čajovými lžičkami bí- lého jogurtu na jemnou pas- tu. Tu pak vetřete do vlasů na dvacet minut a poté spláchne- te. Je to ideální právě na pod- zim a na zimu.
ANNA BERKOVÁ Bezpečně. Bez receptu Péče o vlasy Ovšem nejen zábaly a masky pomáhají, také správné mytí leccos napraví nebo naopak. ● Hlavu si myjte ale vždy dva- krát, při prvním mytí totiž šampon vlasy zbaví nečistot, až
při druhém je vyživí. ● Po umytí má přijít na řadu kondicionér, který napomů- že rozčesávání a dodá výži- vu. Kondicionér můžete vy- nechat jedině v případě, že si dopřejete zábal, ten je ide- ální aplikovat jednou nebo dvakrát týdně. ● A
ještě tužidlo. Jeho účinek se aktivuje teplem. Když po nanesení necháte vlasy jen volně proschnout, budou zplihlé a neudrží tvar, takže účes po něm vždy vyfénujte. Pharmatex Jedná se o spermicidní meto- du nové generace s účinnou
látkou benzalkonium chlorid. ● Je pro ženy s dispozicí k em- boliím, s vysokým krevním tlakem nebo cukrovkou, ženy s křečovými žilami a ženy s poruchou jaterních funkcí. ● Je možné ho zakoupit v lé- kárně bez předpisu a není
hrazen zdravotní pojišťov- nou. Pro své lokální působe- ní nemá celkovou kontrain- dikaci. Více na stránkách www. pharmatex .cz. PHARMATEX® benzalkonii chloridum vaginální krém • vaginální globule Lék pro vaginální použití. V
případě výskytu nežádoucích účinků kontaktujte svého lé- kaře nebo lékárníka. Způsob úhrady: hradí uživatelka. Výdej léku není vázaný na lékař- ský předpis. Před použitím přípravku si pozorně přečtěte příbalovou informaci.
Zástupce pro ČR: Akacia Group s.r.o., Na Farkáně I 136/17 150 00 Praha 5, www.akacia.cz, info@akacia.eu www.pharmatex.cz BEZ HORMONŮ BEZ RECEPTU Krásné znamená zdravé
https://www.floowie.com/ru/read/20131126-praha/
Nabídka platí pouze do 3. 12. 2013 VÁNOČNÍ TIPY s dopravou zdarma Nepropásněte tuto skvělou nabídku spotřebičů Philips. K vybraným dárky a doprava zdarma. Vybírejte na www.mall.cz. Philips FC 9187/01 Performer Pro •
speciální malá turbohubice na čištění textilií • extra dlouhá rukojeť s ovladačem • hubice Tri-Active – 3 čistící funkce jedním tahem • příslušenství: malý turbokartáč, štěrbinová hubice, malá hubice • vynikající sací výkon: 450 W 2 999,–